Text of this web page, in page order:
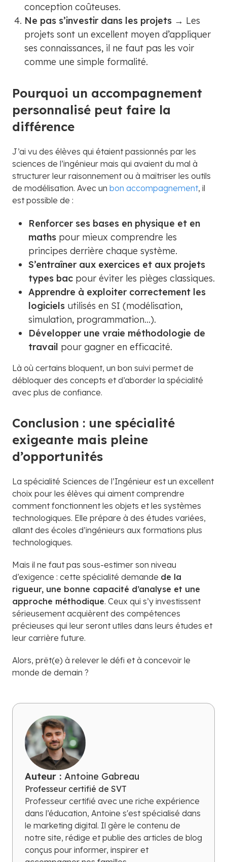
conception coûteuses.
Ne pas s’investir dans les projets → Les
projets sont un excellent moyen d’appliquer
ses connaissances, il ne faut pas les voir
comme une simple formalité.
Pourquoi un accompagnement
personnalisé peut faire la
différence
J’ai vu des élèves qui étaient passionnés par les
sciences de l’ingénieur mais qui avaient du mal à
structurer leur raisonnement ou à maîtriser les outils
de modélisation. Avec un bon accompagnement, il
est possible de :
Renforcer ses bases en physique et en
maths pour mieux comprendre les
principes derrière chaque système.
S’entraîner aux exercices et aux projets
types bac pour éviter les pièges classiques.
Apprendre à exploiter correctement les
logiciels utilisés en SI (modélisation,
simulation, programmation…).
Développer une vraie méthodologie de
travail pour gagner en efficacité.
Là où certains bloquent, un bon suivi permet de
débloquer des concepts et d’aborder la spécialité
avec plus de confiance.
Conclusion : une spécialité
exigeante mais pleine
d’opportunités
La spécialité Sciences de l’Ingénieur est un excellent
choix pour les élèves qui aiment comprendre
comment fonctionnent les objets et les systèmes
technologiques. Elle prépare à des études variées,
allant des écoles d’ingénieurs aux formations plus
technologiques.
Mais il ne faut pas sous-estimer son niveau
d’exigence : cette spécialité demande de la
rigueur, une bonne capacité d’analyse et une
approche méthodique. Ceux qui s’y investissent
sérieusement acquièrent des compétences
précieuses qui leur seront utiles dans leurs études et
leur carrière future.
Alors, prêt(e) à relever le défi et à concevoir le
monde de demain ?
Auteur : Antoine Gabreau
Professeur certifié de SVT
Professeur certifié avec une riche expérience
dans l’éducation, Antoine s'est spécialisé dans
le marketing digital. Il gère le contenu de
notre site, rédige et publie des articles de blog
conçus pour informer, inspirer et